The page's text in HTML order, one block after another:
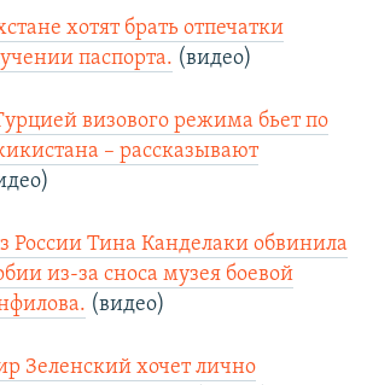
хотят брать отпечатки
паспорта. (видео)
визового режима бьет по
– рассказывают
России Тина Канделаки обвинила
из-за сноса музея боевой
(видео)
Зеленский хочет лично